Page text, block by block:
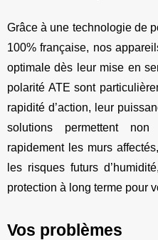
Grâce à une technologie de
100% française, nos
optimale dès leur mise en
polarité ATE sont
rapidité d’action, leur
solutions permettent non
rapidement les murs
les risques futurs
protection à long terme pour
Vos problèmes